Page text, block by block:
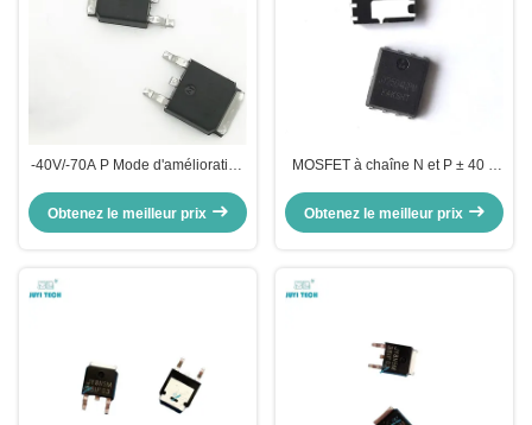
‐40V/‐70A P Mode d'amélioration
JY4P7M pour charge de courant
élevé
Obtenez le meilleur prix
MOSFET à chaîne N et P ± 40 V
rapide pour la commande du
moteur CC
Obtenez le meilleur prix